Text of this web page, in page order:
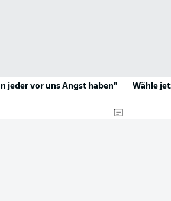
jeder vor uns Angst haben" Wähle